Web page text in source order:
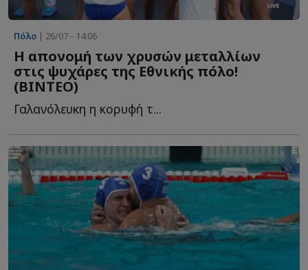
Πόλο | 26/07 - 14:06
Η απονομή των χρυσών μεταλλίων
στις ψυχάρες της Εθνικής πόλο!
(ΒΙΝΤΕΟ)
Γαλανόλευκη η κορυφή τ...